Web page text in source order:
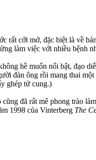
rất cởi mở, đặc biệt là về
làm việc với nhiều bệnh
hề muốn nổi bật, đạo
đàn ông rồi mang thai
ghép tử cung.)
đã rất mê phong trào
1998 của Vinterberg The